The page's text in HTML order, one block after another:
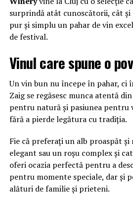
surprindă atât cunoscătorii, cât și
pur și simplu un pahar de vin
de festival.
Vinul care spune o
Un vin bun nu începe în pahar, ci
Zaig se regăsesc munca atentă
pentru natură și pasiunea pentru
fără a pierde legătura cu tradiția.
Fie că preferați un alb proaspăt și
elegant sau un roșu complex și
oferi ocazia perfectă pentru a
pentru momente speciale, dar și
alături de familie și prieteni.